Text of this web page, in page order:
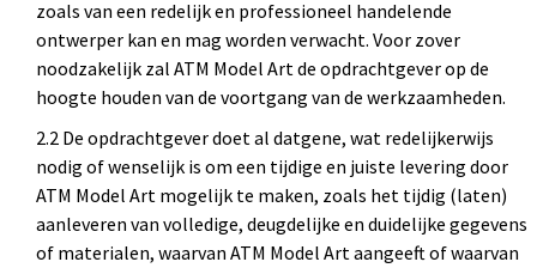
zoals van een redelijk en professioneel handelende
ontwerper kan en mag worden verwacht. Voor zover
noodzakelijk zal ATM Model Art de opdrachtgever op de
hoogte houden van de voortgang van de werkzaamheden.
2.2 De opdrachtgever doet al datgene, wat redelijkerwijs
nodig of wenselijk is om een tijdige en juiste levering door
ATM Model Art mogelijk te maken, zoals het tijdig (laten)
aanleveren van volledige, deugdelijke en duidelijke gegevens
of materialen, waarvan ATM Model Art aangeeft of waarvan